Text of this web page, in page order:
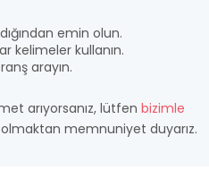
emin olun.
kelimeler kullanın.
arayın.
arıyorsanız, lütfen bizimle
olmaktan memnuniyet duyarız.